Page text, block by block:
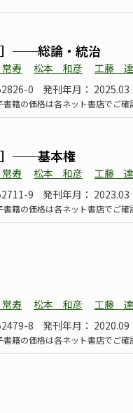
］──総論・統治
寿 松本 和彦
工藤
0
発刊年月： 2025.03
書籍の価格は各ネット書店でご
］──基本権
寿 松本 和彦
工藤
9
発刊年月： 2023.03
書籍の価格は各ネット書店でご
寿 松本 和彦
工藤
8
発刊年月： 2020.09
書籍の価格は各ネット書店でご